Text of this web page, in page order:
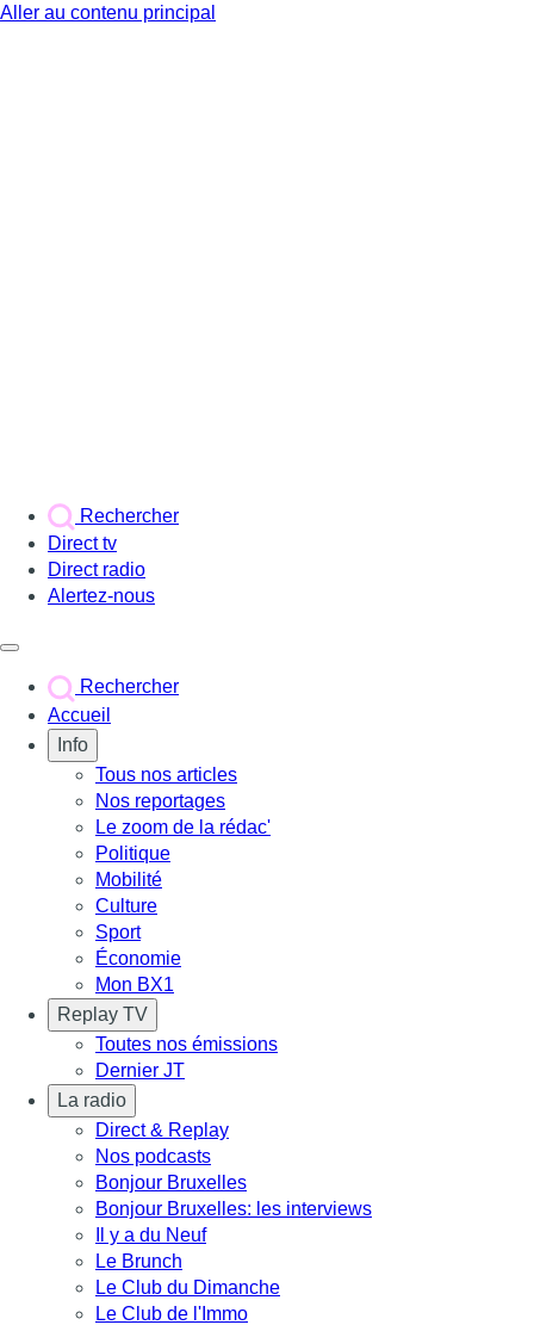
Aller au contenu principal
Rechercher
Direct tv
Direct radio
Alertez-nous
Rechercher
Accueil
Info
Tous nos articles
Nos reportages
Le zoom de la rédac'
Politique
Mobilité
Culture
Sport
Économie
Mon BX1
Replay TV
Toutes nos émissions
Dernier JT
La radio
Direct & Replay
Nos podcasts
Bonjour Bruxelles
Bonjour Bruxelles: les interviews
Il y a du Neuf
Le Brunch
Le Club du Dimanche
Le Club de l'Immo